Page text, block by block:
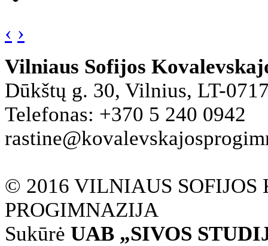
‹ ›
Vilniaus Sofijos
Dūkštų g. 30, Vilnius, LT-
Telefonas: +370 5 240 0942
© 2016 VILNIAUS SOFIJOS
PROGIMNAZIJA
Sukūrė UAB „SIVOS